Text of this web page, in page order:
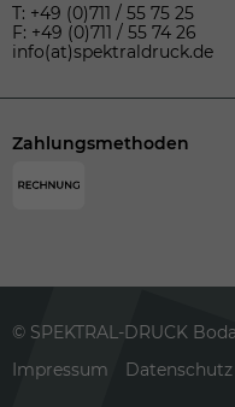
T: +49 (0)711 / 55 75 25
F: +49 (0)711 / 55 74 26
info(at)spektraldruck.de
Zahlungsmethoden
© SPEKTRAL-DRUCK
Impressum
Datenschutz